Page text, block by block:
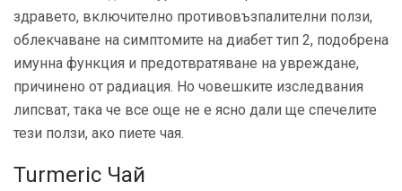
здравето, включително противовъзпалителни ползи,
облекчаване на симптомите на диабет тип 2, подобрена
имунна функция и предотвратяване на увреждане,
причинено от радиация. Но човешките изследвания
липсват, така че все още не е ясно дали ще спечелите
тези ползи, ако пиете чая.
Turmeric Чай